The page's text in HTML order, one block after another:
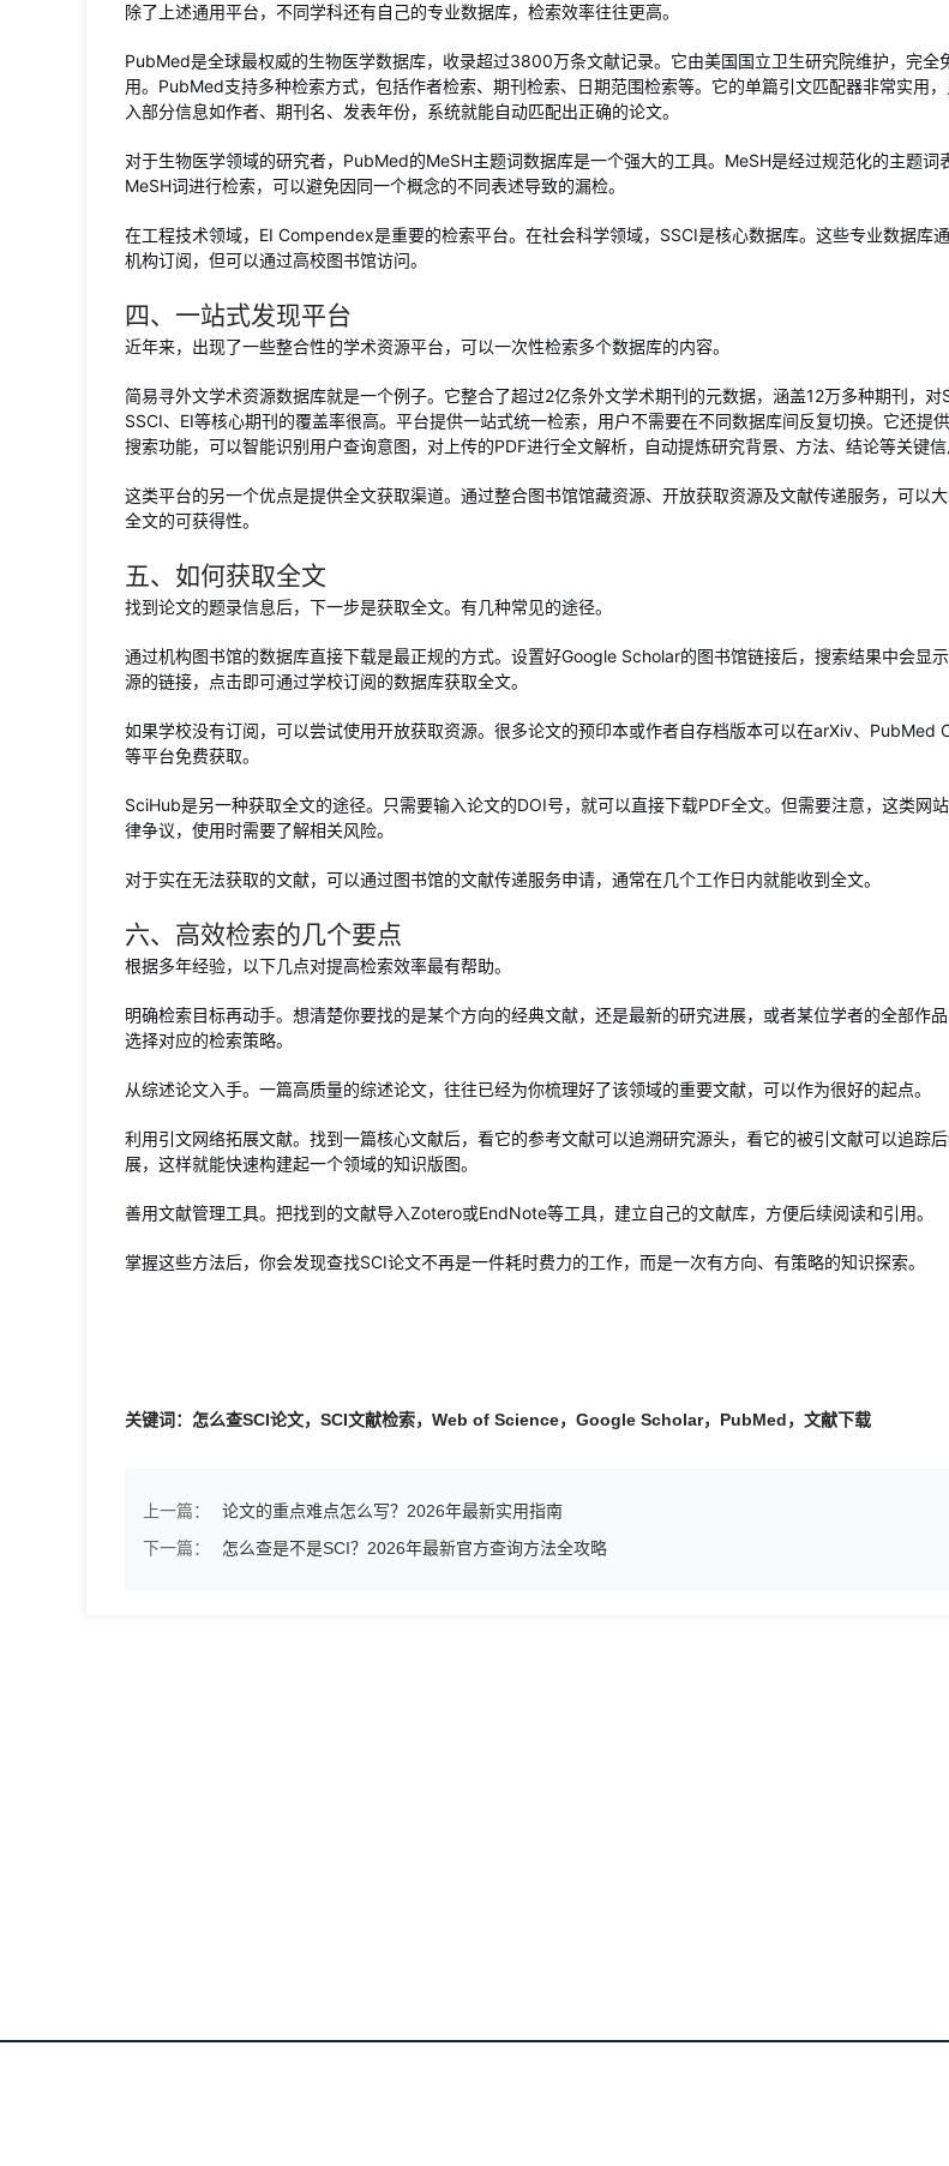
除了上述通用平台，不同学科还有自己的专业数据库，检索效率往往更高。
PubMed是全球最权威的生物医学数据库，收录超过3800万条文献记录。它由美国国立卫生研究院维护，完全
用。PubMed支持多种检索方式，包括作者检索、期刊检索、日期范围检索等。它的单篇引文匹配器非常实用
入部分信息如作者、期刊名、发表年份，系统就能自动匹配出正确的论文。
对于生物医学领域的研究者，PubMed的MeSH主题词数据库是一个强大的工具。MeSH是经过规范化的主题词
MeSH词进行检索，可以避免因同一个概念的不同表述导致的漏检。
在工程技术领域，EI Compendex是重要的检索平台。在社会科学领域，SSCI是核心数据库。这些专业数据库
机构订阅，但可以通过高校图书馆访问。
四、一站式发现平台
近年来，出现了一些整合性的学术资源平台，可以一次性检索多个数据库的内容。
简易寻外文学术资源数据库就是一个例子。它整合了超过2亿条外文学术期刊的元数据，涵盖12万多种期刊，对
SSCI、EI等核心期刊的覆盖率很高。平台提供一站式统一检索，用户不需要在不同数据库间反复切换。它还提
搜索功能，可以智能识别用户查询意图，对上传的PDF进行全文解析，自动提炼研究背景、方法、结论等关键信
这类平台的另一个优点是提供全文获取渠道。通过整合图书馆馆藏资源、开放获取资源及文献传递服务，可以
全文的可获得性。
五、如何获取全文
找到论文的题录信息后，下一步是获取全文。有几种常见的途径。
通过机构图书馆的数据库直接下载是最正规的方式。设置好Google Scholar的图书馆链接后，搜索结果中会显
源的链接，点击即可通过学校订阅的数据库获取全文。
如果学校没有订阅，可以尝试使用开放获取资源。很多论文的预印本或作者自存档版本可以在arXiv、PubMed
等平台免费获取。
SciHub是另一种获取全文的途径。只需要输入论文的DOI号，就可以直接下载PDF全文。但需要注意，这类网
律争议，使用时需要了解相关风险。
对于实在无法获取的文献，可以通过图书馆的文献传递服务申请，通常在几个工作日内就能收到全文。
六、高效检索的几个要点
根据多年经验，以下几点对提高检索效率最有帮助。
明确检索目标再动手。想清楚你要找的是某个方向的经典文献，还是最新的研究进展，或者某位学者的全部作
选择对应的检索策略。
从综述论文入手。一篇高质量的综述论文，往往已经为你梳理好了该领域的重要文献，可以作为很好的起点。
利用引文网络拓展文献。找到一篇核心文献后，看它的参考文献可以追溯研究源头，看它的被引文献可以追踪
展，这样就能快速构建起一个领域的知识版图。
善用文献管理工具。把找到的文献导入Zotero或EndNote等工具，建立自己的文献库，方便后续阅读和引用。
掌握这些方法后，你会发现查找SCI论文不再是一件耗时费力的工作，而是一次有方向、有策略的知识探索。
关键词：怎么查SCI论文，SCI文献检索，Web of Science，Google Scholar，PubMed，文献下载
上一篇：
论文的重点难点怎么写？2026年最新实用指南
下一篇：
怎么查是不是SCI？2026年最新官方查询方法全攻略